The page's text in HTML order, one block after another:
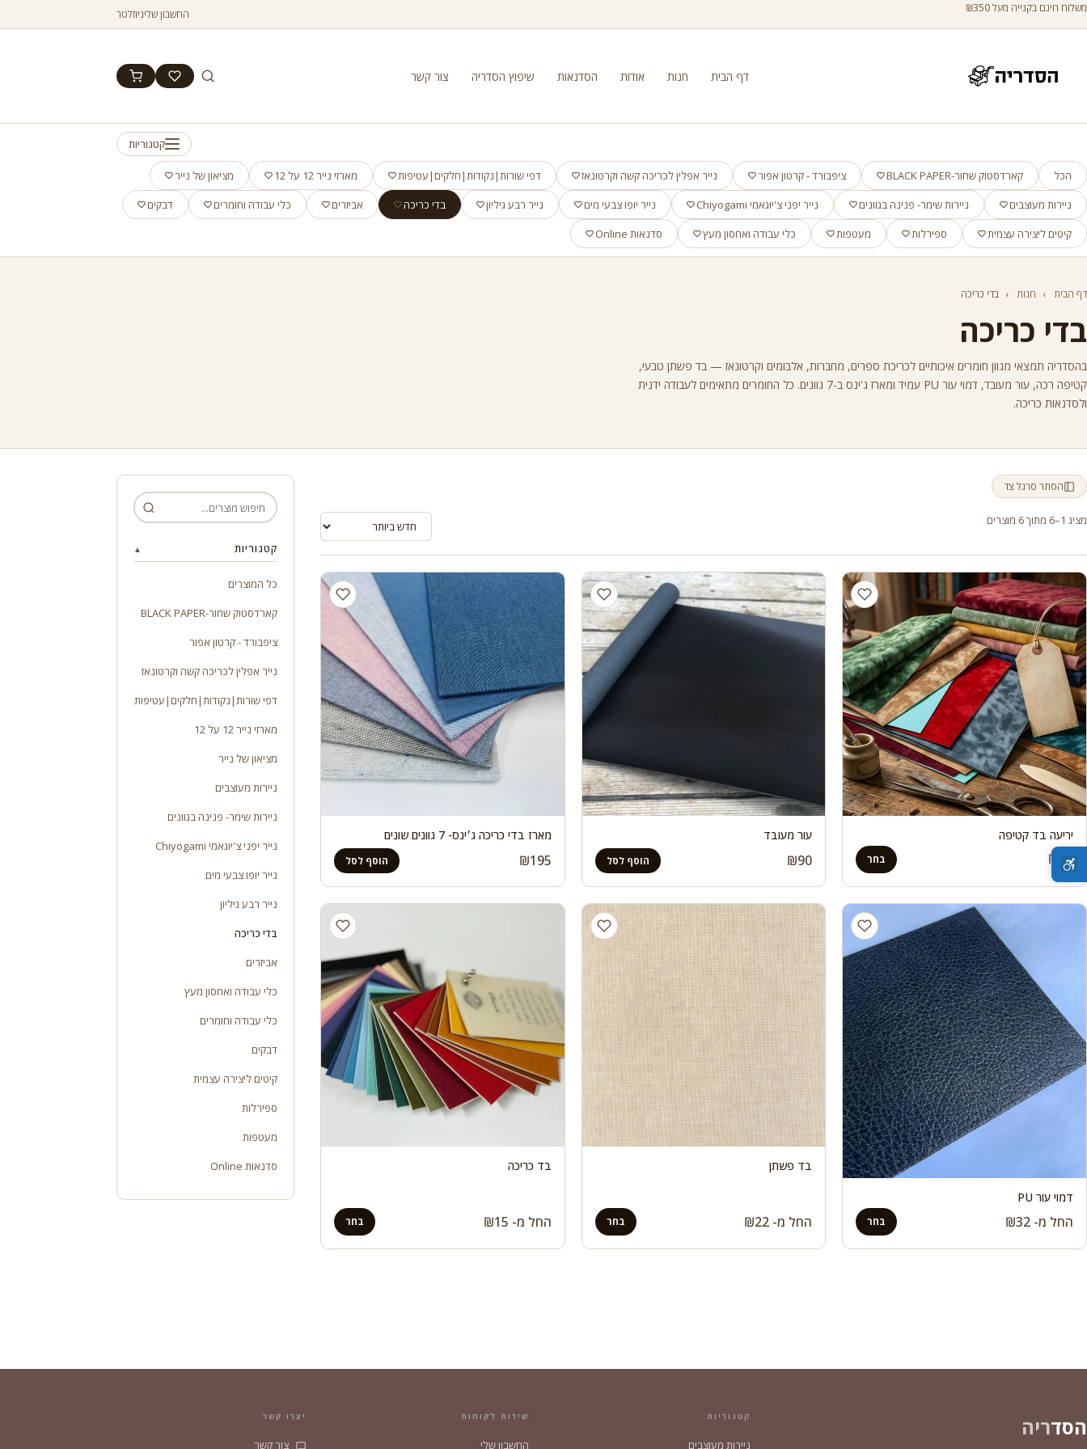
משלוח חינם בקנייה מעל ₪350 החשבון שליניוזלטר
דף הבית חנות אודות הסדנאות שיפוץ הסדריה צור קשר
קטגוריות
הכל קארדסטוק שחור-BLACK PAPER ציפבורד - קרטון אפור נייר אפלין לכריכה קשה וקרטונאז דפי שורות|נקודות|חלקים|עטיפות מארזי נייר 12 על 12
מציאון של נייר
ניירות מעוצבים
ניירות שימר- פנינה בגוונים נייר יפני צ'יוגאמי Chiyogami נייר יופו צבעי מים נייר רבע גיליון בדי כריכה אביזרים כלי עבודה וחומרים
דבקים
קיטים ליצירה עצמית
ספירלות מעטפות כלי עבודה ואחסון מעץ סדנאות Online
דף הבית › חנות › בדי כריכה
בדי כריכה
בהסדריה תמצאי מגוון חומרים איכותיים לכריכת ספרים, מחברות, אלבומים וקרטונאז — בד פשתן טבעי,
קטיפה רכה, עור מעובד, דמוי עור PU עמיד ומארז ג'ינס ב-7 גוונים. כל החומרים מתאימים לעבודה ידנית
ולסדנאות כריכה.
הסתר סרגל צד
מציג 1–6 מתוך 6 מוצרים
יריעה בד קטיפה
₪ 30 בחר
עור מעובד
₪90 הוסף לסל
מארז בדי כריכה ג׳ינס- 7 גוונים שונים
₪195 הוסף לסל
דמוי עור PU
החל מ- ₪32 בחר
בד פשתן
החל מ- ₪22 בחר
בד כריכה
החל מ- ₪15 בחר
קטגוריות ▲
כל המוצרים
קארדסטוק שחור-BLACK PAPER
ציפבורד - קרטון אפור
נייר אפלין לכריכה קשה וקרטונאז
דפי שורות|נקודות|חלקים|עטיפות
מארזי נייר 12 על 12
מציאון של נייר
ניירות מעוצבים
ניירות שימר- פנינה בגוונים
נייר יפני צ'יוגאמי Chiyogami
נייר יופו צבעי מים
נייר רבע גיליון
בדי כריכה
אביזרים
כלי עבודה ואחסון מעץ
כלי עבודה וחומרים
דבקים
קיטים ליצירה עצמית
ספירלות
מעטפות
סדנאות Online
הסדריה קטגוריות
ניירות מעוצבים
שירות לקוחות
החשבון שלי
יצרו קשר
צור קשר